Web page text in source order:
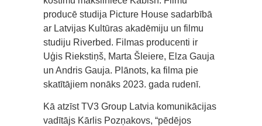
producē studija Picture House sadarbībā
ar Latvijas Kultūras akadēmiju un filmu
studiju Riverbed. Filmas producenti ir
Uģis Riekstiņš, Marta Šleiere, Elza Gauja
un Andris Gauja. Plānots, ka filma pie
skatītājiem nonāks 2023. gada rudenī.
Kā atzīst TV3 Group Latvia komunikācijas
vadītājs Kārlis Pozņakovs, “pēdējos